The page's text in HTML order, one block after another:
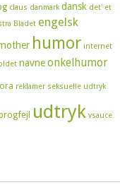
claus danmark dansk det' et
Bladet engelsk
humor internet
navneonkelhumor
reklamer seksuelle udtryk
udtryk vsauce